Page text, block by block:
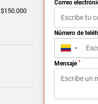
$150.000
Correo
Número de
▼
Mensaje *